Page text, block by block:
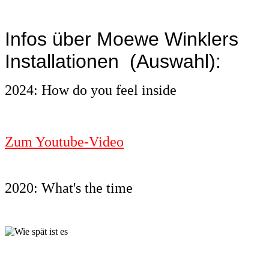
Infos über Moewe Winklers
Installationen (Auswahl):
2024: How do you feel inside
Zum Youtube-Video
2020: What's the time